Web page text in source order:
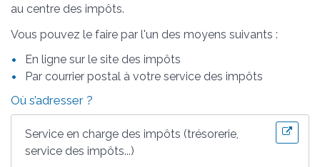
au centre des impôts.
Vous pouvez le faire par l'un des moyens suivants :
En ligne sur le site des impôts
Par courrier postal à votre service des impôts
Où s’adresser ?
Service en charge des impôts (trésorerie,
service des impôts...)